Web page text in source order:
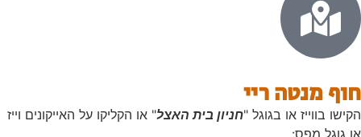
חוף מנטה ריי
הקישו בווייז או בגוגל "חניון בית האצל" או הקליקו על האייקונים וייז
או גוגל מפס: